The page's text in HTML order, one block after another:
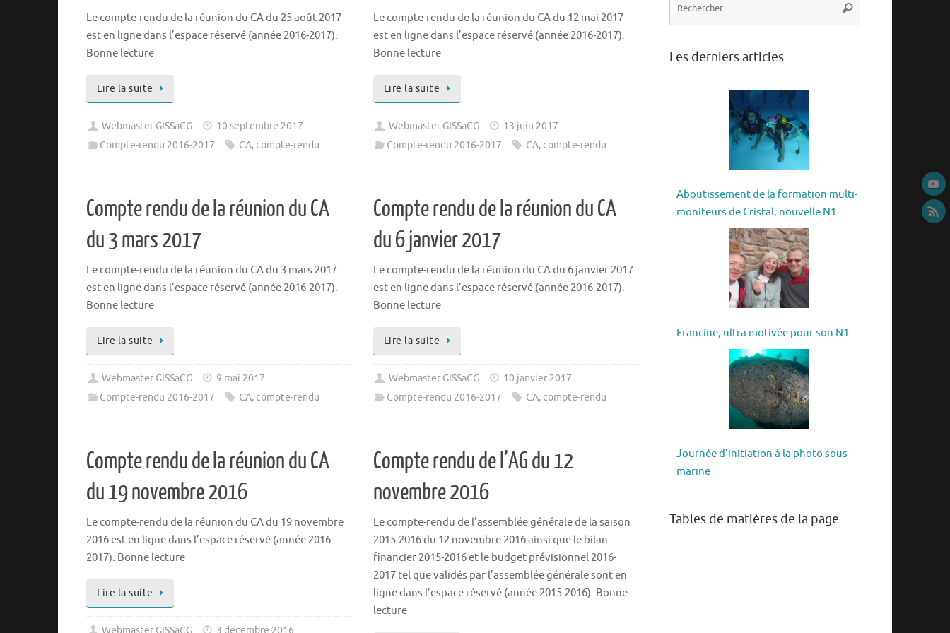
Le compte-rendu de la réunion du CA du 25 août 2017
est en ligne dans l’espace réservé (année 2016-2017).
Bonne lecture
Lire la suite
Webmaster GISSaCG
10 septembre 2017
Compte-rendu 2016-2017
CA, compte-rendu
Le compte-rendu de la réunion du CA du 12 mai 2017
est en ligne dans l’espace réservé (année 2016-2017).
Bonne lecture
Lire la suite
Webmaster GISSaCG
13 juin 2017
Compte-rendu 2016-2017
CA, compte-rendu
Compte rendu de la réunion du CA
du 3 mars 2017
Le compte-rendu de la réunion du CA du 3 mars 2017
est en ligne dans l’espace réservé (année 2016-2017).
Bonne lecture
Lire la suite
Webmaster GISSaCG
9 mai 2017
Compte-rendu 2016-2017
CA, compte-rendu
Compte rendu de la réunion du CA
du 6 janvier 2017
Le compte-rendu de la réunion du CA du 6 janvier 2017
est en ligne dans l’espace réservé (année 2016-2017).
Bonne lecture
Lire la suite
Webmaster GISSaCG
10 janvier 2017
Compte-rendu 2016-2017
CA, compte-rendu
Compte rendu de la réunion du CA
du 19 novembre 2016
Le compte-rendu de la réunion du CA du 19 novembre
2016 est en ligne dans l’espace réservé (année 2016-
2017). Bonne lecture
Lire la suite
Webmaster GISSaCG 3 décembre 2016
Compte rendu de l’AG du 12
novembre 2016
Le compte-rendu de l’assemblée générale de la saison
2015-2016 du 12 novembre 2016 ainsi que le bilan
financier 2015-2016 et le budget prévisionnel 2016-
2017 tel que validés par l’assemblée générale sont en
ligne dans l’espace réservé (année 2015-2016). Bonne
lecture
Rechercher
Les derniers articles
Aboutissement de la formation multi-
moniteurs de Cristal, nouvelle N1
Francine, ultra motivée pour son N1
Journée d’initiation à la photo sous-
marine
Tables de matières de la page